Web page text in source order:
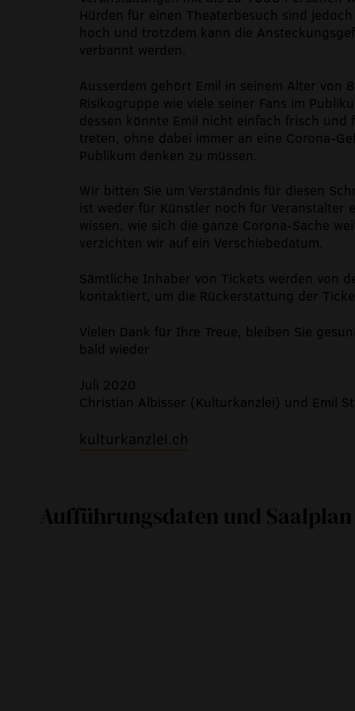
Hürden für einen Theaterbesuch sind
hoch und trotzdem kann die
verbannt werden.
Ausserdem gehört Emil in seinem Alter von
Risikogruppe wie viele seiner Fans im
dessen könnte Emil nicht einfach frisch und
treten, ohne dabei immer an eine Corona-
Publikum denken zu müssen.
Wir bitten Sie um Verständnis für diesen
ist weder für Künstler noch für Veranstalter
wissen, wie sich die ganze Corona-Sache
verzichten wir auf ein Verschiebedatum.
Sämtliche Inhaber von Tickets werden von
kontaktiert, um die Rückerstattung der
Vielen Dank für Ihre Treue, bleiben Sie
bald wieder
Juli 2020
Christian Albisser (Kulturkanzlei) und Emil
kulturkanzlei.ch
Aufführungsdaten und Saalplan